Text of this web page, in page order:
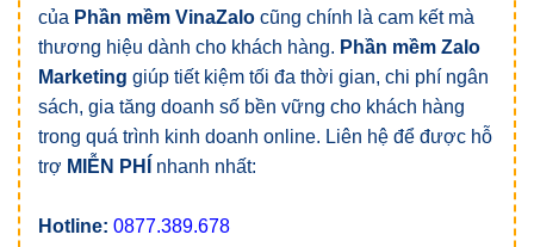
của Phần mềm VinaZalo cũng chính là cam kết mà
thương hiệu dành cho khách hàng. Phần mềm Zalo
Marketing giúp tiết kiệm tối đa thời gian, chi phí ngân
sách, gia tăng doanh số bền vững cho khách hàng
trong quá trình kinh doanh online. Liên hệ để được hỗ
trợ MIỄN PHÍ nhanh nhất:
Hotline: 0877.389.678